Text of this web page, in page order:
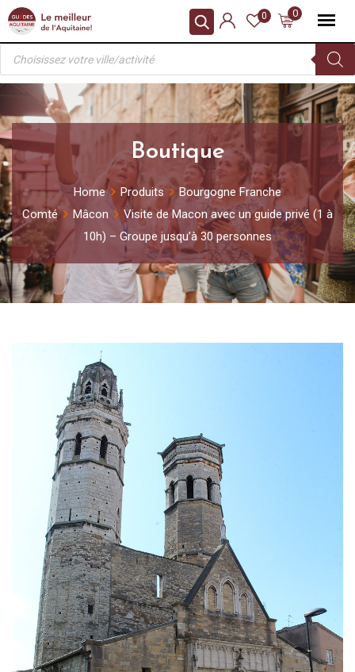
Skip
content
0
0
Recherche
produits
Boutique
Home Produits
Bourgogne Franche
Comté
Mâcon
Visite de Macon avec un guide privé (1 à
10h) – Groupe jusqu’à 30 personnes